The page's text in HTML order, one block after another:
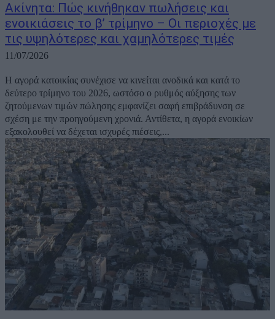
Ακίνητα: Πώς κινήθηκαν πωλήσεις και
ενοικιάσεις το β’ τρίμηνο – Οι περιοχές με
τις υψηλότερες και χαμηλότερες τιμές
11/07/2026
Η αγορά κατοικίας συνέχισε να κινείται ανοδικά και κατά το
δεύτερο τρίμηνο του 2026, ωστόσο ο ρυθμός αύξησης των
ζητούμενων τιμών πώλησης εμφανίζει σαφή επιβράδυνση σε
σχέση με την προηγούμενη χρονιά. Αντίθετα, η αγορά ενοικίων
εξακολουθεί να δέχεται ισχυρές πιέσεις,...